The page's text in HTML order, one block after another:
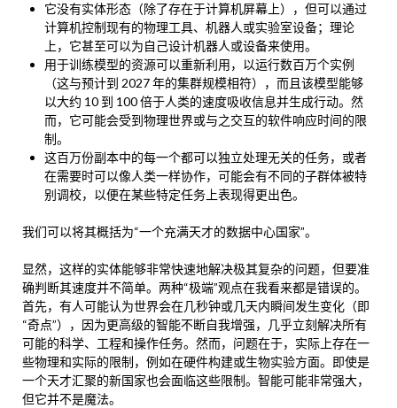
它没有实体形态（除了存在于计算机屏幕上），但可以通过
计算机控制现有的物理工具、机器人或实验室设备；理论
上，它甚至可以为自己设计机器人或设备来使用。
用于训练模型的资源可以重新利用，以运行数百万个实例
（这与预计到 2027 年的集群规模相符），而且该模型能够
以大约 10 到 100 倍于人类的速度吸收信息并生成行动。然
而，它可能会受到物理世界或与之交互的软件响应时间的限
制。
这百万份副本中的每一个都可以独立处理无关的任务，或者
在需要时可以像人类一样协作，可能会有不同的子群体被特
别调校，以便在某些特定任务上表现得更出色。
我们可以将其概括为“一个充满天才的数据中心国家”。
显然，这样的实体能够非常快速地解决极其复杂的问题，但要准
确判断其速度并不简单。两种“极端”观点在我看来都是错误的。
首先，有人可能认为世界会在几秒钟或几天内瞬间发生变化（即
“奇点”），因为更高级的智能不断自我增强，几乎立刻解决所有
可能的科学、工程和操作任务。然而，问题在于，实际上存在一
些物理和实际的限制，例如在硬件构建或生物实验方面。即使是
一个天才汇聚的新国家也会面临这些限制。智能可能非常强大，
但它并不是魔法。